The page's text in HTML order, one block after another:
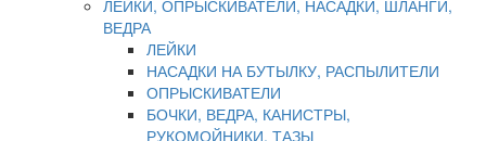
ЛЕЙКИ, ОПРЫСКИВАТЕЛИ, НАСАДКИ, ШЛАНГИ,
ВЕДРА
ЛЕЙКИ
НАСАДКИ НА БУТЫЛКУ, РАСПЫЛИТЕЛИ
ОПРЫСКИВАТЕЛИ
БОЧКИ, ВЕДРА, КАНИСТРЫ,
РУКОМОЙНИКИ, ТАЗЫ